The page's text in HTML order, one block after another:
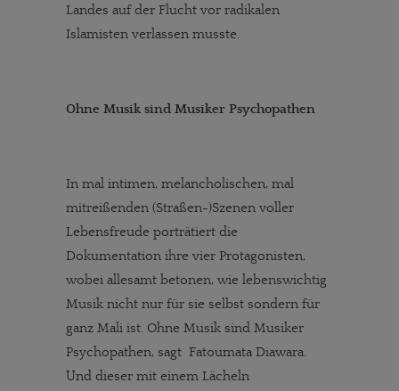
Landes auf der Flucht vor radikalen
Islamisten verlassen musste.
Ohne Musik sind Musiker Psychopathen
In mal intimen, melancholischen, mal
mitreißenden (Straßen-)Szenen voller
Lebensfreude porträtiert die
Dokumentation ihre vier Protagonisten,
wobei allesamt betonen, wie lebenswichtig
Musik nicht nur für sie selbst sondern für
ganz Mali ist. Ohne Musik sind Musiker
Psychopathen, sagt Fatoumata Diawara.
Und dieser mit einem Lächeln